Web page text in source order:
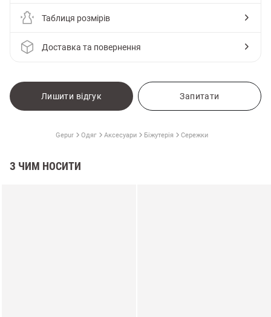
Таблиця розмірів
Доставка та повернення
Лишити відгук Запитати
Gepur Одяг Аксесуари Біжутерія Сережки
З ЧИМ НОСИТИ